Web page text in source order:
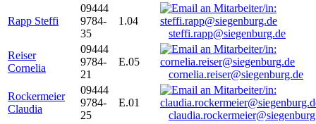
Rapp Steffi
09444
9784-
35
1.04
steffi.rapp@siegenburg.de
Reiser
Cornelia
09444
9784-
21
E.05
cornelia.reiser@siegenburg.de
Rockermeier
Claudia
09444
9784-
25
E.01